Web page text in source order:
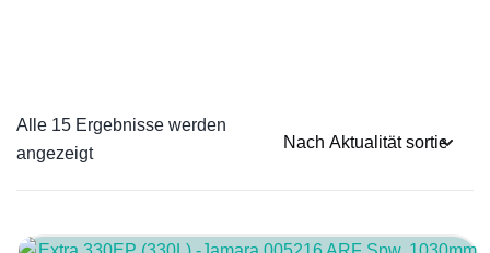
Alle 15 Ergebnisse werden
angezeigtNach